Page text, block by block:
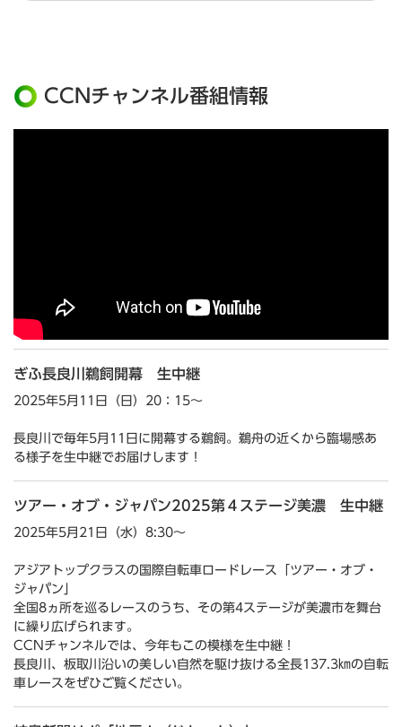
CCNチャンネル番組情報
ぎふ長良川鵜飼開幕 生中継
2025年5月11日（日）20：15～
長良川で毎年5月11日に開幕する鵜飼。鵜舟の近くから臨場感あ
る様子を生中継でお届けします！
ツアー・オブ・ジャパン2025第４ステージ美濃 生中継
2025年5月21日（水）8:30～
アジアトップクラスの国際自転車ロードレース「ツアー・オブ・
ジャパン」
全国8ヵ所を巡るレースのうち、その第4ステージが美濃市を舞台
に繰り広げられます。
CCNチャンネルでは、今年もこの模様を生中継！
長良川、板取川沿いの美しい自然を駆け抜ける全長137.3㎞の自転
車レースをぜひご覧ください。